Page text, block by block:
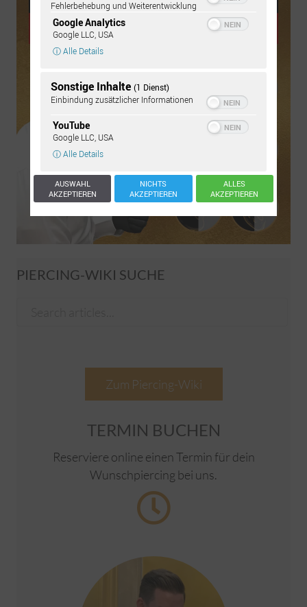
PIERCING-WIKI SUCHE
Zum Piercing-Wiki
TERMIN BUCHEN
Reserviere online einen Termin für dein
Wunschpiercing bei uns.
Fehlerbehebung und Weiterentwicklung
Google Analytics
Google LLC, USA
ⓘ Alle Details
Sonstige Inhalte (1 Dienst)
Einbindung zusätzlicher Informationen
YouTube
Google LLC, USA
ⓘ Alle Details
AUSWAHL
AKZEPTIEREN
NICHTS
AKZEPTIEREN
ALLES
AKZEPTIEREN